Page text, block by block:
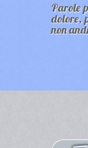
Parole
dolore,
non